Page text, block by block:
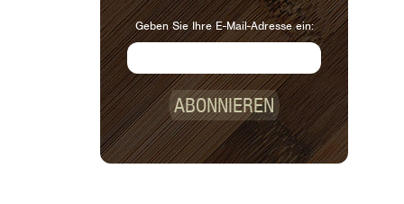
Geben Sie Ihre E-Mail-Adresse ein:
ABONNIEREN